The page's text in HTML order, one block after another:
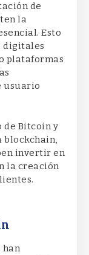
de
la
Esto
digitales
plataformas
usuario
de Bitcoin y
blockchain,
invertir en
la creación
han